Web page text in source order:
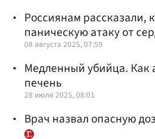
Россиянам рассказали,
паническую атаку от
08 августа 2025, 07:59
Медленный убийца. Как
печень
28 июля 2025, 08:01
Врач назвал опасную